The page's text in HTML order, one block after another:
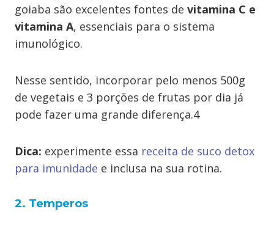
goiaba são excelentes fontes de vitamina C e
vitamina A, essenciais para o sistema
imunológico.
Nesse sentido, incorporar pelo menos 500g
de vegetais e 3 porções de frutas por dia já
pode fazer uma grande diferença.4
Dica: experimente essa receita de suco detox
para imunidade e inclusa na sua rotina.
2. Temperos